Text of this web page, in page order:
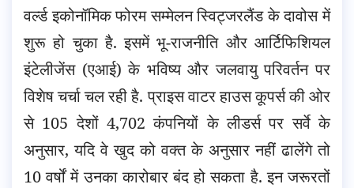
वर्ल्ड इकोनॉमिक फोरम सम्मेलन स्विट्जरलैंड के दावोस में
शुरू हो चुका है. इसमें भू-राजनीति और आर्टिफिशियल
इंटेलीजेंस (एआई) के भविष्य और जलवायु परिवर्तन पर
विशेष चर्चा चल रही है. प्राइस वाटर हाउस कूपर्स की ओर
से 105 देशों 4,702 कंपनियों के लीडर्स पर सर्वे के
अनुसार, यदि वे खुद को वक्त के अनुसार नहीं ढालेंगे तो
10 वर्षों में उनका कारोबार बंद हो सकता है. इन जरूरतों